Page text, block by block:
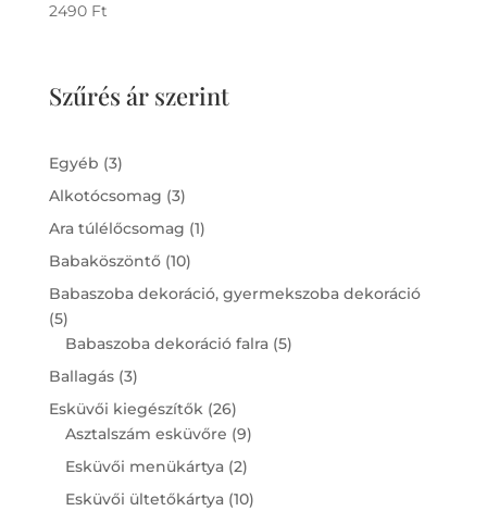
2490 Ft
Szűrés ár szerint
Egyéb 33
products
Alkotócsomag 33
products
Ara túlélőcsomag 11
Babaköszöntő 1010
products
Babaszoba dekoráció, gyermekszoba dekoráció
55
products
Babaszoba dekoráció falra 55
Ballagás 33
products
Esküvői kiegészítők 2626
products
Asztalszám esküvőre 99
products
Esküvői menükártya 22
products
Esküvői ültetőkártya 1010